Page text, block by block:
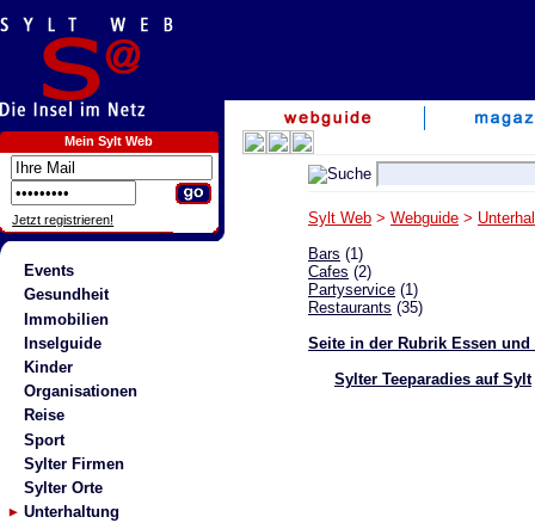
Mein Sylt Web
Jetzt registrieren!
Events
Gesundheit
Immobilien
Inselguide
Kinder
Organisationen
Reise
Sport
Sylter Firmen
Sylter Orte
Unterhaltung
Sylt Web > Webguide >
Bars (1)
Cafes (2)
Partyservice (1)
Restaurants (35)
Seite in der Rubrik Essen
Sylter Teeparadies auf Sylt